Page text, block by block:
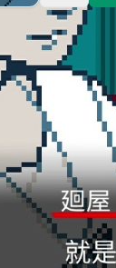
遊戲截圖